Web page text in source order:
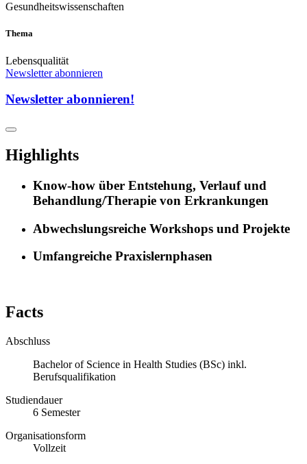
Gesundheitswissenschaften
Thema
Lebensqualität
Newsletter abonnieren
Newsletter abonnieren!
Highlights
Know-how über Entstehung, Verlauf und
Behandlung/Therapie von Erkrankungen
Abwechslungsreiche Workshops und Projekte
Umfangreiche Praxislernphasen
Facts
Abschluss
Bachelor of Science in Health Studies (BSc) inkl.
Berufsqualifikation
Studiendauer
6 Semester
Organisationsform
Vollzeit